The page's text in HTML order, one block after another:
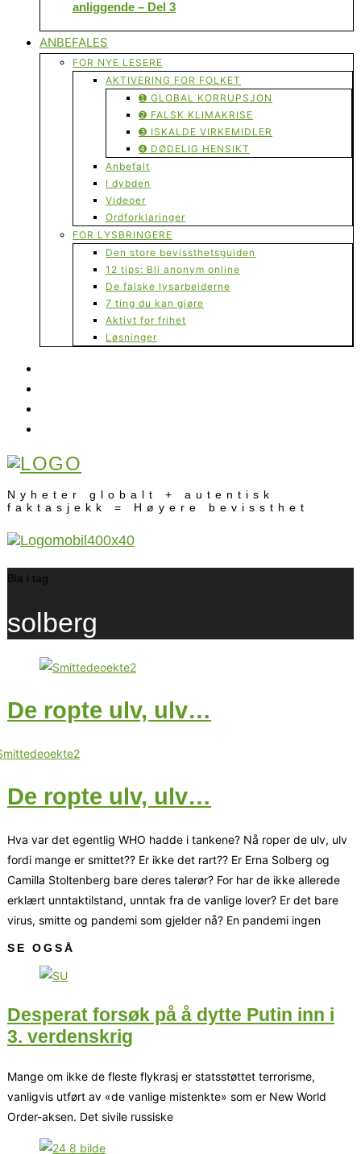
anliggende – Del 3
ANBEFALES
FOR NYE LESERE
AKTIVERING FOR FOLKET
➊ GLOBAL KORRUPSJON
➋ FALSK KLIMAKRISE
➌ ISKALDE VIRKEMIDLER
➍ DØDELIG HENSIKT
Anbefalt
I dybden
Videoer
Ordforklaringer
FOR LYSBRINGERE
Den store bevissthetsguiden
12 tips: Bli anonym online
De falske lysarbeiderne
7 ting du kan gjøre
Aktivt for frihet
Løsninger
Nyheter globalt + autentisk
faktasjekk = Høyere bevissthet
Bla i tag
solberg
De ropte ulv, ulv…
De ropte ulv, ulv…
Hva var det egentlig WHO hadde i tankene? Nå roper de ulv, ulv
fordi mange er smittet?? Er ikke det rart?? Er Erna Solberg og
Camilla Stoltenberg bare deres talerør? For har de ikke allerede
erklært unntaktilstand, unntak fra de vanlige lover? Er det bare
virus, smitte og pandemi som gjelder nå? En pandemi ingen
SE OGSÅ
Desperat forsøk på å dytte Putin inn i
3. verdenskrig
Mange om ikke de fleste flykrasj er statsstøttet terrorisme,
vanligvis utført av «de vanlige mistenkte» som er New World
Order-aksen. Det sivile russiske